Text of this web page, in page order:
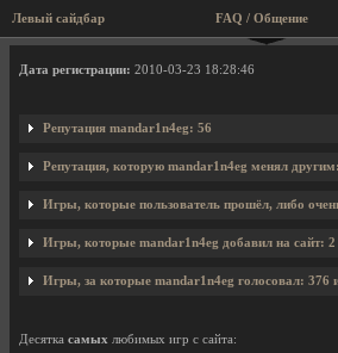
Левый сайдбар FAQ / Общение
Профиль пользователя
Дата регистрации: 2010-03-23 18:28:46
Репутация mandar1n4eg: 56
Репутация, которую mandar1n4eg менял
Игры, которые пользователь прошёл, либо
Игры, которые mandar1n4eg добавил на сайт: 2
Игры, за которые mandar1n4eg голосовал: 376
Десятка самых любимых игр с сайта: